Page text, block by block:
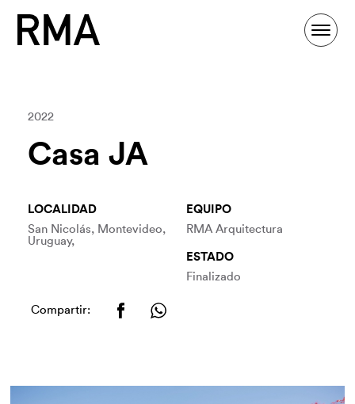
2022
Casa JA
LOCALIDAD
San Nicolás, Montevideo,
Uruguay,
EQUIPO
RMA Arquitectura
ESTADO
Finalizado
Compartir: